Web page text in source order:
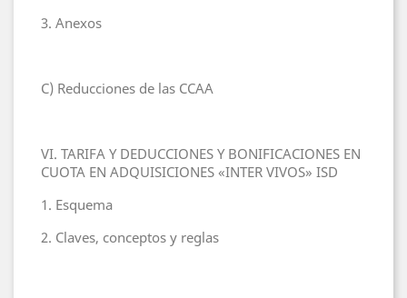
3. Anexos
C) Reducciones de las CCAA
VI. TARIFA Y DEDUCCIONES Y BONIFICACIONES EN
CUOTA EN ADQUISICIONES «INTER VIVOS» ISD
1. Esquema
2. Claves, conceptos y reglas